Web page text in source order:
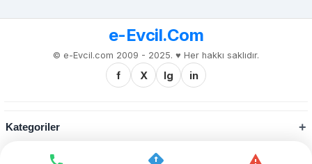
e-Evcil.Com
© e-Evcil.com 2009 - 2025. ♥️ Her hakkı saklıdır.
f X Ig in
Kategoriler